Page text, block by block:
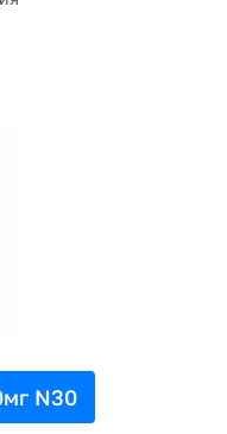
N30